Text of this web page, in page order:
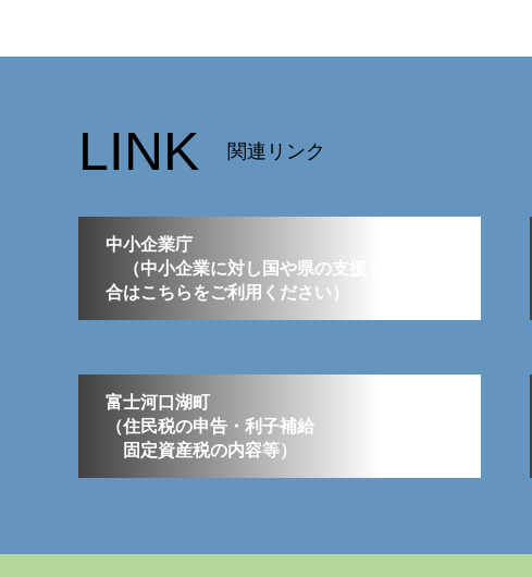
LINK 関連リンク
中小企業庁
（中小企業に対し国や県の支援を要する場
合はこちらをご利用ください）
富士河口湖町
（住民税の申告・利子補給
固定資産税の内容等）